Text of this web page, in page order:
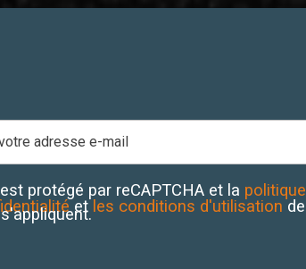
protégé par reCAPTCHA et la politique
etles conditions d'utilisationde